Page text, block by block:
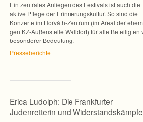
Ein zen­tra­les Anlie­gen des Fes­ti­vals ist auch die
aktive Pflege der Erin­ne­rungs­kul­tur. So sind die
Kon­zerte im Horváth-Zentrum (im Areal der
gen KZ-Außenstelle Wall­dorf) für alle Betei­lig­ten
beson­de­rer Bedeutung.
Pres­se­be­richte
Erica Ludolph: Die Frankfurter
Judenretterin und